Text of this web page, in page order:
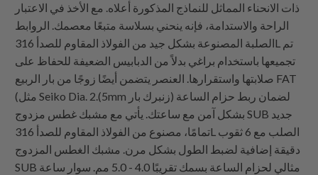
ذات الانحناء المماثل للنماذج المذكورة أعلاه. مع الأخذ في الاعتبار
الراحة والاستدامة، فإنه ينحني بسلاسة متبعًا معصمك. الروابط
الصلبة المصنوعة بشكل جيد من الفولاذ المقاوم للصدأ 316L تم
تجميعها باستخدام براغي بدلاً من الدبابيس الضعيفة للحفاظ على
صلابتها واستقرارها. العنصر يتضمن أيضًا زوجًا من بار الربيع FAT
(مثل Seiko Dia. 2.(5mm زنبرك بار) لضمان ربط حزام الساعة
بشكل آمن مع ساعتك. يأتي مع مشبك غطس مزدوج SUB جديد
تمامًا، مصنوع من الفولاذ المقاوم للصدأ 316L الصلب مع 6 ثقوب
دقيقة إضافية لضبط الطول بشكل مرن. مشبك الغطس المزدوج
SUB مثالي لحزام الساعة بسمك تقريبًا 4.0 - 5.0 مم. سوار ساعة